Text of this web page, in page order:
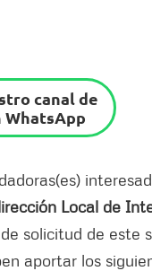
canal de
WhatsApp
Local de
solicitud de este
aportar los